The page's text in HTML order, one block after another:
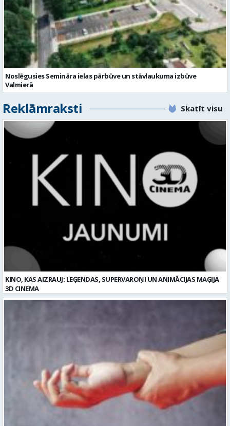
Noslēgusies Semināra ielas pārbūve un stāvlaukuma izbūve
Valmierā
Reklāmraksti Skatīt visu
KINO, KAS AIZRAUJ: LEĢENDAS, SUPERVAROŅI UN ANIMĀCIJAS MAĢIJA
3D CINEMA